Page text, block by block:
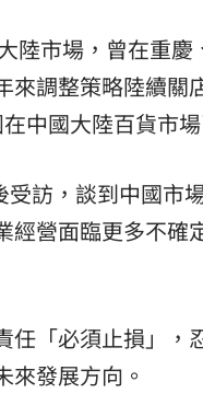
陸市場，曾在重慶
來調整策略陸續
中國大陸百貨市
受訪，談到中國
經營面臨更多不
任「必須止損」
來發展方向。